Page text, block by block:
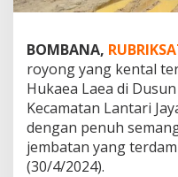
L
e
a
P
e
r
b
a
i
BOMBANA,
royong yang kental
Hukaea Laea di
Kecamatan Lantari
dengan penuh
jembatan yang
(30/4/2024).